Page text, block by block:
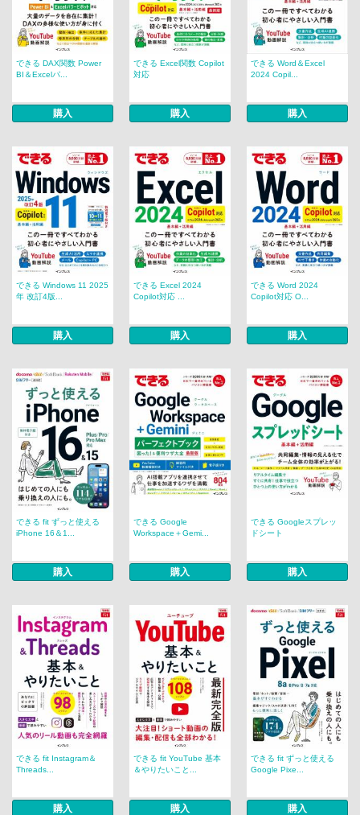
できる DAX関数 Power
BI＆Excelパ...
購入
できる Excel関数 Copilot
対応
購入
できる Word＆Excel
2024 Copil...
購入
できる Windows 11 2025
年 改訂4版...
購入
できる Excel 2024
Copilot対応 ...
購入
できる Word 2024
Copilot対応 O...
購入
できる fit ずっと使える
iPhone 16＆1...
購入
できる Google
Workspace＋Gemi...
購入
できる Googleスプレッ
ドシート
購入
できる fit Instagram＆
Threads...
購入
できる fit YouTube 基本
＆やりたいこと...
購入
できる fit ずっと使える
Google Pixe...
購入